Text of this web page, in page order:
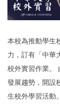
本校為推動學生
力，訂有「中華
校外實習作業。
發展趨勢，開設
生校外學習活動